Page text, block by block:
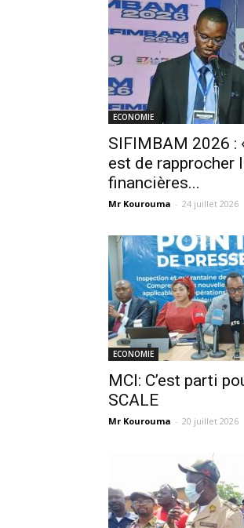
ECONOMIE
SIFIMBAM 2026 :
est de
financières...
Mr Kourouma - 24 juillet 2026
ECONOMIE
MCI: C’est parti
SCALE
Mr Kourouma - 20 juillet 2026